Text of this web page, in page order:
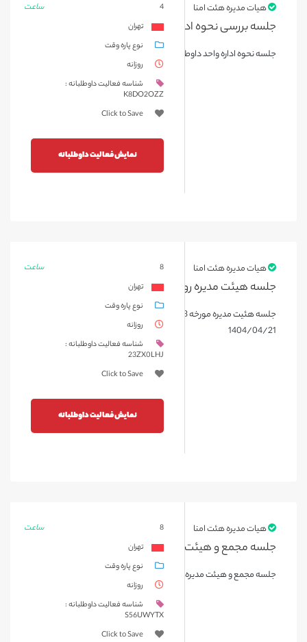
هیات مدیره هئت امنا
جلسه بررسی نحوه اداره واحد داوطلبان
جلسه نحوه اداره واحد داوطلبان
ساعت
4
تهران
نوع پاره وقت
روزانه
شناسه فعالیت داوطلبانه :
K8DO2OZZ
Click to Save
نمایش فعالیت داوطلبانه
هیات مدیره هئت امنا
جلسه هیئت مدیره روز دوشنبه 1404/04/23
جلسه هئیت مدیره مورخه 1404/04/23 و جلسه بانوان مددکار روز شنبه
1404/04/21
ساعت
8
تهران
نوع پاره وقت
روزانه
شناسه فعالیت داوطلبانه :
23ZX0LHJ
Click to Save
نمایش فعالیت داوطلبانه
هیات مدیره هئت امنا
جلسه مجمع و هیئت مدیره مورخه 1404/04/09
جلسه مجمع و هیئت مدیره مورخه 1404/04/09
ساعت
8
تهران
نوع پاره وقت
روزانه
شناسه فعالیت داوطلبانه :
S56UWYTX
Click to Save